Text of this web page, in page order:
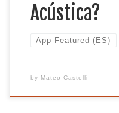
Acústica?
App Featured (ES)
by Mateo Castelli